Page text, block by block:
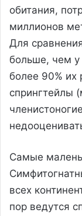
обитания,
миллионов
Для
больше, чем у
более 90% их
спрингтейлы
Самые
всех
пор ведутся